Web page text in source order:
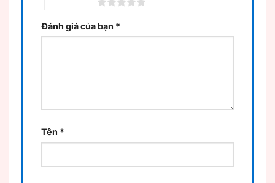
Đánh giá của bạn *
Tên *